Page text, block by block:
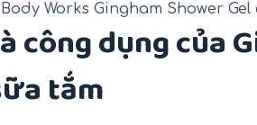
Works Gingham Shower
công dụng của
tắm